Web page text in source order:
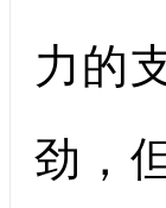
力的
劲，